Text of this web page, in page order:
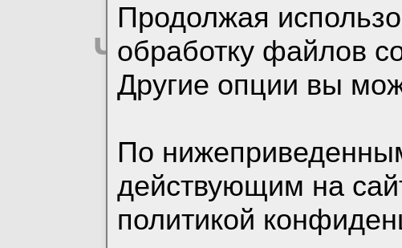
Читали тему:
Продолжая
обработку файлов
Другие опции вы
По
действующим на
политикой